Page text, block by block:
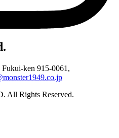
ken 915-0061,
All Rights Reserved.